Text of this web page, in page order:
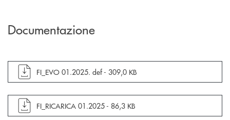
Documentazione
apre documento in una nuova finestra
FI_EVO 01.2025. def - 309,0 KB
apre documento in una nuova finestra
FI_RICARICA 01.2025 - 86,3 KB